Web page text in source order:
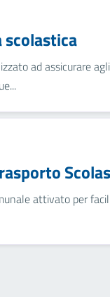
scolastica
ad assicurare
attivato per